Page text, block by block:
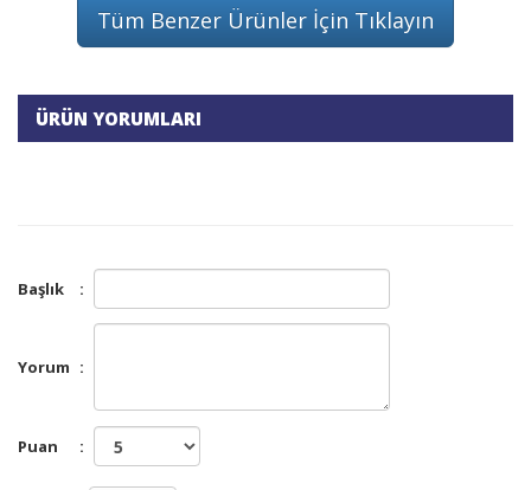
Tüm Benzer Ürünler İçin Tıklayın
ÜRÜN YORUMLARI
Başlık :
Yorum :
Puan :